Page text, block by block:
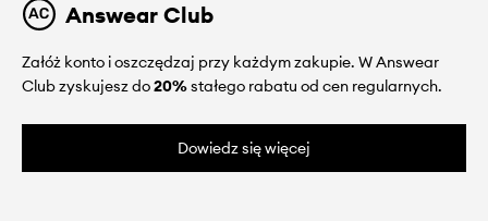
Answear Club
Załóż konto i oszczędzaj przy każdym zakupie. W Answear
Club zyskujesz do20%stałego rabatu od cen regularnych.
Dowiedz się więcej